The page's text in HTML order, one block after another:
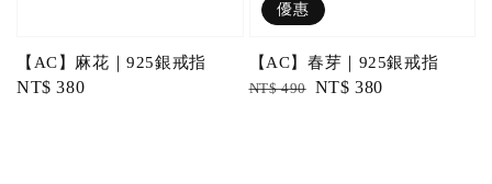
【AC】麻花｜925銀戒指
Regular
NT$ 380
優惠
【AC】春芽｜925銀戒指
Regular
NT$ 490 Sale
NT$ 380